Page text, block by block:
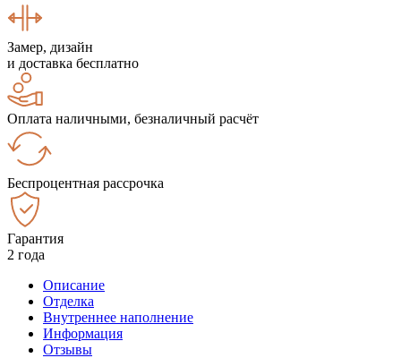
Замер, дизайн
и доставка бесплатно
Оплата наличными, безналичный расчёт
Беспроцентная рассрочка
Гарантия
2 года
Описание
Отделка
Внутреннее наполнение
Информация
Отзывы